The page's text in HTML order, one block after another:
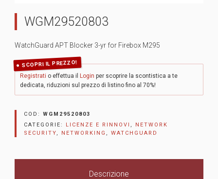
WGM29520803
WatchGuard APT Blocker 3-yr for Firebox M295
SCOPRI IL PREZZO!
Registrati o effettua il Login per scoprire la scontistica a te
dedicata, riduzioni sul prezzo di listino fino al 70%!
COD: WGM29520803
CATEGORIE: LICENZE E RINNOVI , NETWORK
SECURITY, NETWORKING , WATCHGUARD
Descrizione